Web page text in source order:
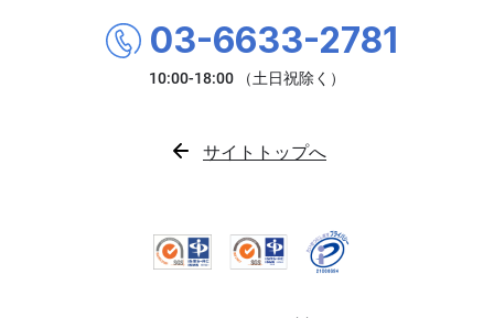
03-6633-2781
サイトトップへ